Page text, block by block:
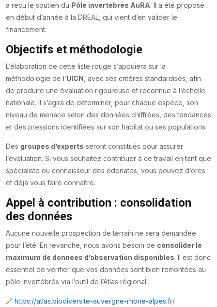
a reçu le soutien du Pôle invertébrés AuRA. Il a été proposé
en début d’année à la DREAL, qui vient d’en valider le
financement.
Objectifs et méthodologie
L’élaboration de cette liste rouge s’appuiera sur la
méthodologie de l’UICN , avec ses critères standardisés, afin
de produire une évaluation rigoureuse et reconnue à l’échelle
nationale. Il s’agira de déterminer, pour chaque espèce, son
niveau de menace selon des données chiffrées, des tendances
et des pressions identifiées sur son habitat ou ses populations.
Des groupes d’experts seront constitués pour assurer
l’évaluation. Si vous souhaitez contribuer à ce travail en tant que
spécialiste ou connaisseur des odonates, vous pouvez d’ores
et déjà vous faire connaître.
Appel à contribution : consolidation
des données
Aucune nouvelle prospection de terrain ne sera demandée
pour l’été. En revanche, nous avons besoin de consolider le
maximum de données d’observation disponibles. Il est donc
essentiel de vérifier que vos données sont bien remontées au
pôle Invertébrés via l’outil de l’Atlas régional :
🔗 https://atlas.biodiversite-auvergne-rhone-alpes.fr/